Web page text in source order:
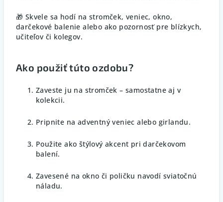
🎁 Skvele sa hodí na stromček, veniec, okno,
darčekové balenie alebo ako pozornosť pre blízkych,
učiteľov či kolegov.
Ako použiť túto ozdobu?
Zaveste ju na stromček – samostatne aj v
kolekcii.
Pripnite na adventný veniec alebo girlandu.
Použite ako štýlový akcent pri darčekovom
balení.
Zavesené na okno či poličku navodí sviatočnú
náladu.